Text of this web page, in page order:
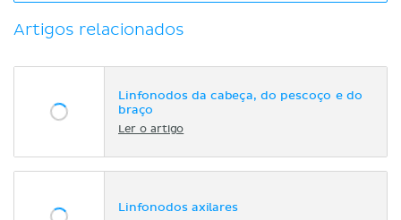
Artigos relacionados
Linfonodos da cabeça, do pescoço e do
braço
Ler o artigo
Linfonodos axilares